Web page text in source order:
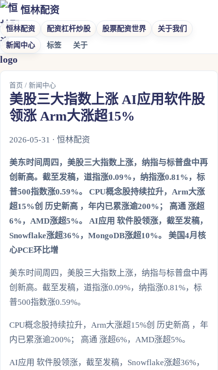
恒林配资
恒林配资 配资杠杆炒股 股票配资世界 关于我们
新闻中心 标签 关于
首页 / 新闻中心
美股三大指数上涨 AI应用软件股
领涨 Arm大涨超15%
2026-05-31 · 恒林配资
美东时间周四，美股三大指数上涨，纳指与标普盘中再
创新高。截至发稿，道指涨0.09%，纳指涨0.81%，标
普500指数涨0.59%。 CPU概念股持续拉升，Arm大涨
超15%创 历史新高 ，年内已累涨逾200%； 高通 涨超
6%，AMD涨超5%。 AI应用 软件股领涨，截至发稿，
Snowflake涨超36%，MongoDB涨超10%。 美国4月核
心PCE环比增
美东时间周四，美股三大指数上涨，纳指与标普盘中再
创新高。截至发稿，道指涨0.09%，纳指涨0.81%，标
普500指数涨0.59%。
CPU概念股持续拉升，Arm大涨超15%创 历史新高 ，年
内已累涨逾200%； 高通 涨超6%，AMD涨超5%。
AI应用 软件股领涨，截至发稿，Snowflake涨超36%，